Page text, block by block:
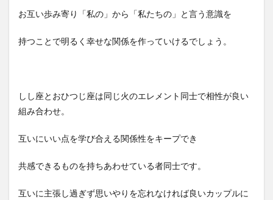
お互い歩み寄り「私の」から「私たちの」と言う意識を
持つことで明るく幸せな関係を作っていけるでしょう。
しし座とおひつじ座は同じ火のエレメント同士で相性が良い
組み合わせ。
互いにいい点を学び合える関係性をキープでき
共感できるものを持ちあわせている者同士です。
互いに主張し過ぎず思いやりを忘れなければ良いカップルに